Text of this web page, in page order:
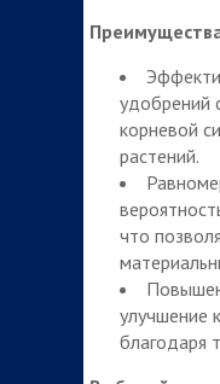
удобрений
корневой
растений.
что
улучшение
благодаря